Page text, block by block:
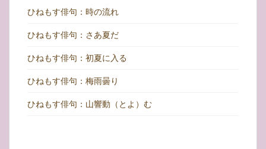
ひねもす俳句：時の流れ
ひねもす俳句：さあ夏だ
ひねもす俳句：初夏に入る
ひねもす俳句：梅雨曇り
ひねもす俳句：山響動（とよ）む